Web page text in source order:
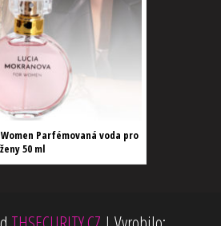
Parfémovaná voda pro
ženy 50 ml